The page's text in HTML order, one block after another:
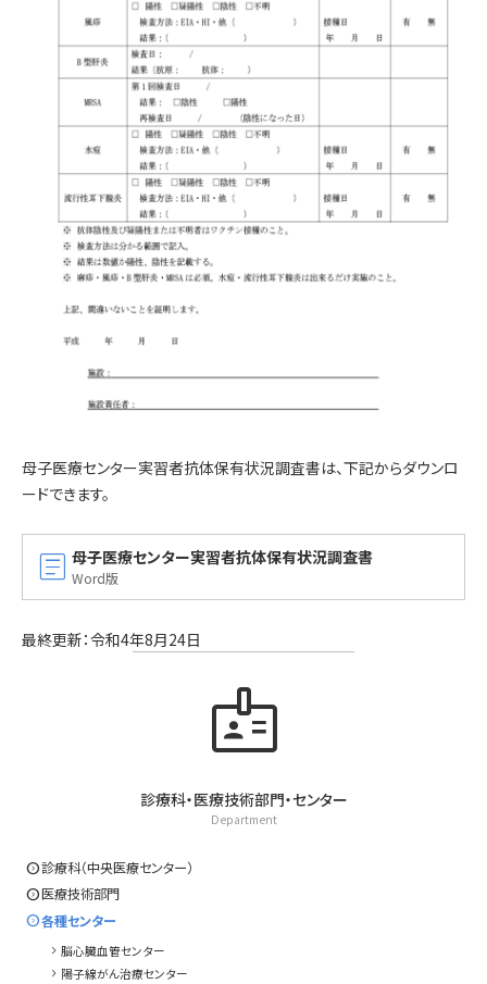
母子医療センター実習者抗体保有状況調査書は、下記からダウンロ
ードできます。
article 母子医療センター実習者抗体保有状況調査書
Word版
最終更新：令和4年8月24日
badge
診療科・医療技術部門・センター
Department
expand_circle_right診療科（中央医療センター）
expand_circle_right医療技術部門
expand_circle_right各種センター
chevron_right 脳心臓血管センター
chevron_right 陽子線がん治療センター